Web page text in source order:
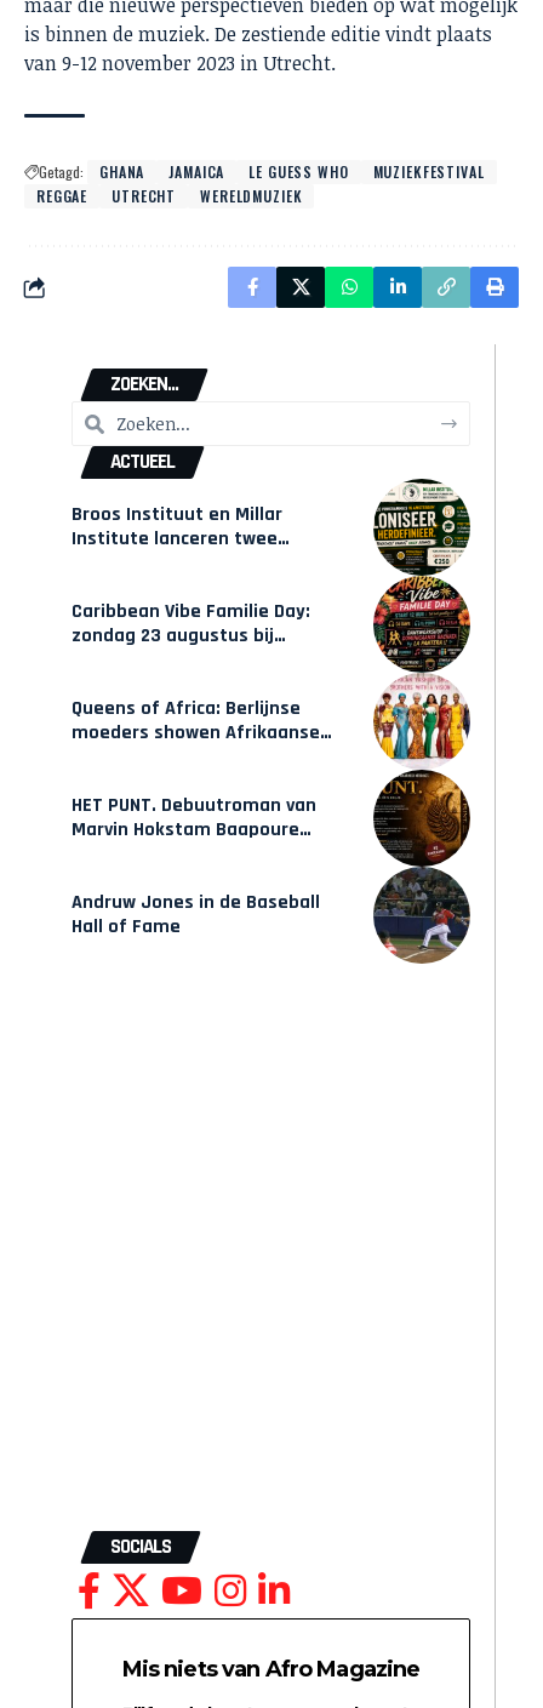
is binnen de muziek. De zestiende editie vindt plaats
van 9-12 november 2023 in Utrecht.
Getagd: GHANA JAMAICA LE GUESS WHO
MUZIEKFESTIVAL
REGGAE
UTRECHT WERELDMUZIEK
ZOEKEN...
ACTUEEL
Broos Instituut en Millar
Institute lanceren twee
Caribbean Vibe Familie Day:
zondag 23 augustus bij
Queens of Africa: Berlijnse
moeders showen Afrikaanse
HET PUNT. Debuutroman van
Marvin Hokstam Baapoure
Andruw Jones in de Baseball
Hall of Fame
SOCIALS
Mis niets van Afro Magazine